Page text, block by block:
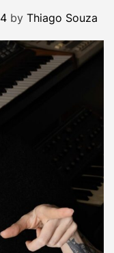
by Thiago Souza